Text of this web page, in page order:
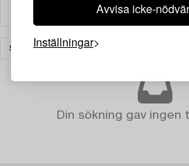
Avvisa icke-
Inställningar
Filter
SMYCKEN RENSA ALLA
Din sökning gav ingen